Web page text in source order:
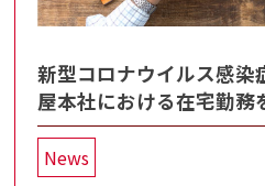
新型コロナウイルス感
屋本社における在宅勤務
News